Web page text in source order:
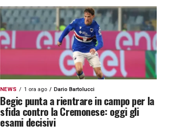
NEWS 1 ora ago Dario Bartolucci
Begic punta a rientrare in campo per la
sfida contro la Cremonese: oggi gli
esami decisivi